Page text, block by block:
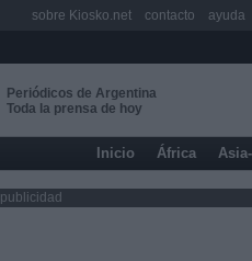
Periódicos de Argentina
Toda la prensa de hoy
Inicio África
publicidad
sobre Kiosko.net contacto ayuda